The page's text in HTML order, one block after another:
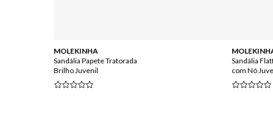
MOLEKINHA
Sandália Papete Tratorada
Brilho Juvenil
Sandália
com Nó